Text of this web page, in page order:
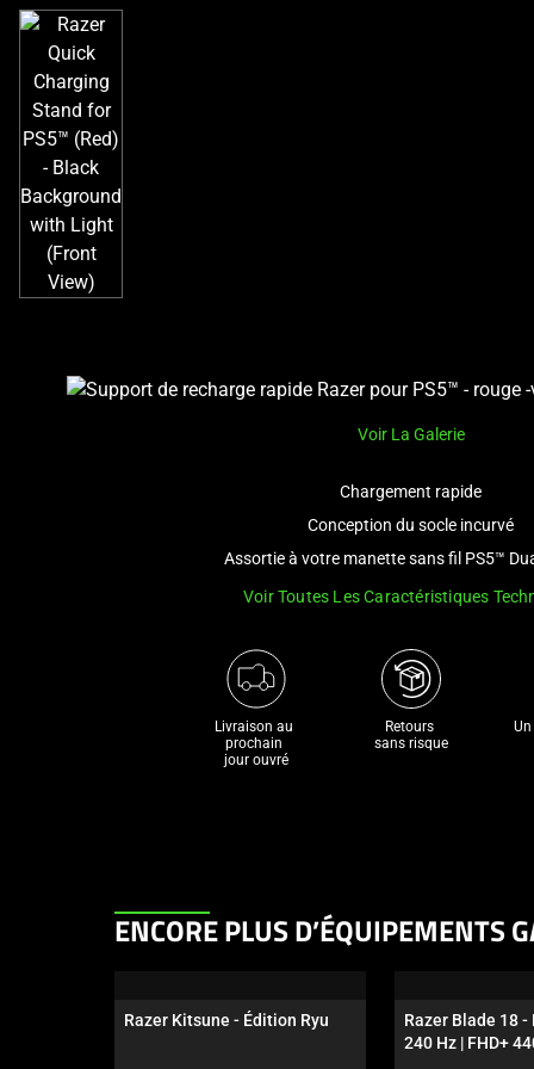
Voir La Galerie
Chargement rapide
Conception du socle incurvé
Assortie à votre manette sans fil PS5™
Voir Toutes Les Caractéristiques
Livraison au
prochain
jour ouvré
Retours
sans risque
This
carousel.
ENCORE PLUS D’ÉQUIPEMENTS
Razer Kitsune - Édition Ryu
Razer Blade 18 -
240 Hz | FHD+